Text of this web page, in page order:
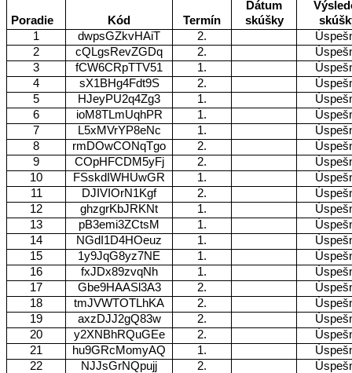
Poradie Kód Termín
Dátum
skúšky
1
dwpsGZkvHAiT 2.
2
cQLgsRevZGDq 2.
3
fCW6CRpTTV51 1.
4
sX1BHg4Fdt9S 2.
5
HJeyPU2q4Zg3 1.
6
ioM8TLmUqhPR 1.
7
L5xMVrYP8eNc 1.
8
rmDOwCONqTgo 2.
9
COpHFCDM5yFj 2.
10
FSskdIWHUwGR 1.
11
DJIVIOrN1Kgf 2.
12
ghzgrKbJRKNt 1.
13
pB3emi3ZCtsM 1.
14
NGdI1D4HOeuz 1.
15
1y9JqG8yz7NE 1.
16
fxJDx89zvqNh 1.
17
Gbe9HAASl3A3 2.
18
tmJVWTOTLhKA 2.
19
axzDJJ2gQ83w 2.
20
y2XNBhRQuGEe 2.
21
hu9GRcMomyAQ 1.
22
NJJsGrNQpujj 2.